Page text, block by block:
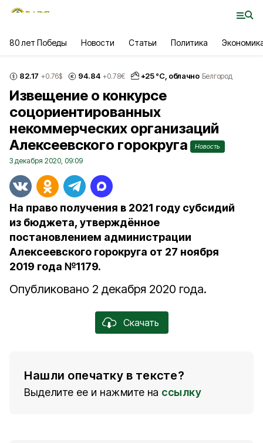
80 лет Победы Новости Статьи Политика
82.17 +0.76$ 94.84 +0.78€ +25°С, облачно Белгород
Извещение о конкурсе
соцориентированных
некоммерческих организаций
Алексеевского горокруга
Новость
3 декабря 2020, 09:09
На право получения в 2021 году субсидий
из бюджета, утверждённое
постановлением администрации
Алексеевского горокруга от 27 ноября
2019 года №1179.
Опубликовано 2 декабря 2020 года.
Скачать
Нашли опечатку в тексте?
Выделите ее и нажмите на ссылку